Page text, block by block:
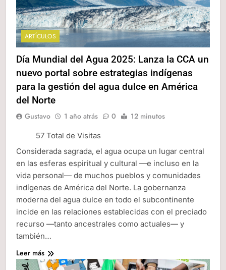
ARTÍCULOS
Día Mundial del Agua 2025: Lanza la CCA un
nuevo portal sobre estrategias indígenas
para la gestión del agua dulce en América
del Norte
Gustavo 1 año atrás 0 12 minutos
57 Total de Visitas
Considerada sagrada, el agua ocupa un lugar central
en las esferas espiritual y cultural —e incluso en la
vida personal— de muchos pueblos y comunidades
indígenas de América del Norte. La gobernanza
moderna del agua dulce en todo el subcontinente
incide en las relaciones establecidas con el preciado
recurso —tanto ancestrales como actuales— y
también…
Leer más